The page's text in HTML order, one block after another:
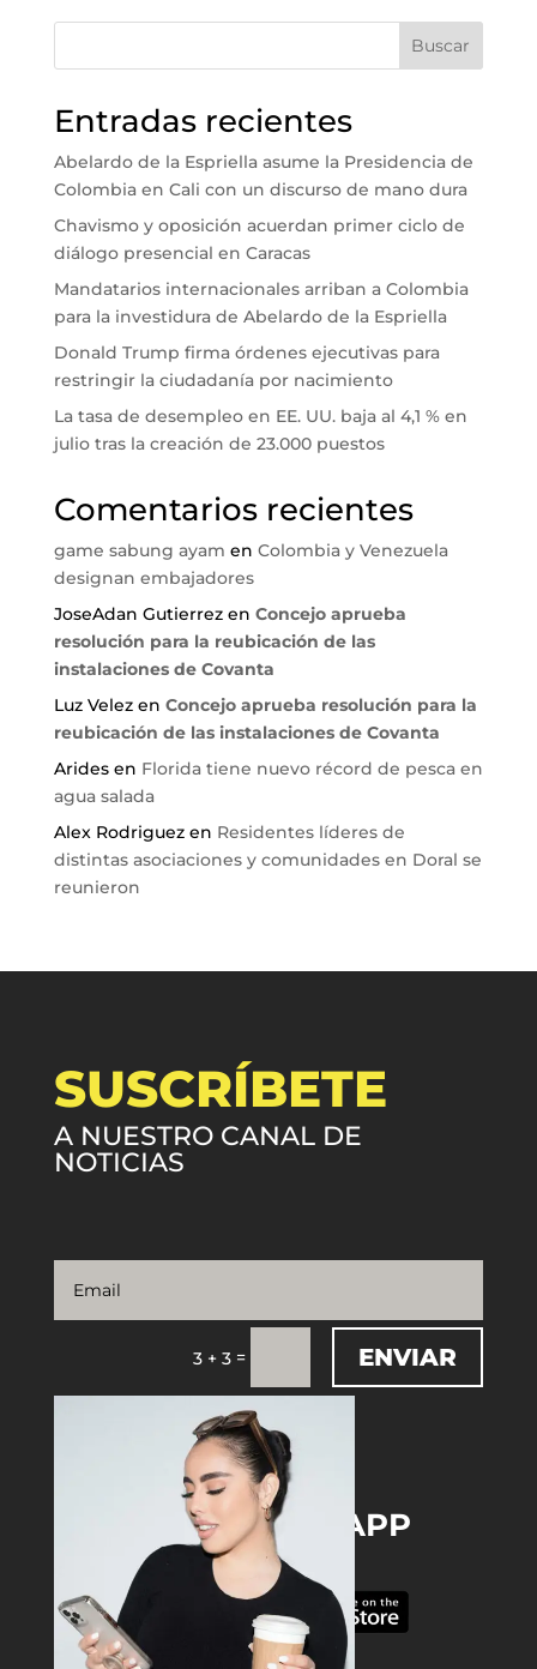
Buscar
Entradas recientes
Abelardo de la Espriella asume la Presidencia de
Colombia en Cali con un discurso de mano dura
Chavismo y oposición acuerdan primer ciclo de
diálogo presencial en Caracas
Mandatarios internacionales arriban a Colombia
para la investidura de Abelardo de la Espriella
Donald Trump firma órdenes ejecutivas para
restringir la ciudadanía por nacimiento
La tasa de desempleo en EE. UU. baja al 4,1 % en
julio tras la creación de 23.000 puestos
Comentarios recientes
game sabung ayam en Colombia y Venezuela
designan embajadores
JoseAdan Gutierrezen Concejo aprueba
resolución para la reubicación de las
instalaciones de Covanta
Luz Velezen Concejo aprueba resolución para la
reubicación de las instalaciones de Covanta
Aridesen Florida tiene nuevo récord de pesca en
agua salada
Alex Rodriguezen Residentes líderes de
distintas asociaciones y comunidades en Doral se
reunieron
SUSCRÍBETE
A NUESTRO CANAL DE
NOTICIAS
3 + 3 = ENVIAR
DOWNLOAD THE APP